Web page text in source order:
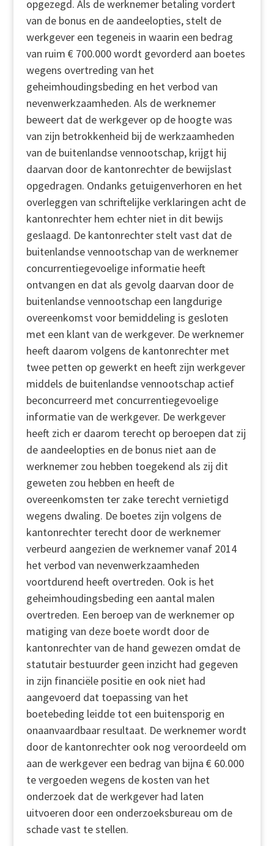
opgezegd. Als de werknemer betaling vordert
van de bonus en de aandeelopties, stelt de
werkgever een tegeneis in waarin een bedrag
van ruim € 700.000 wordt gevorderd aan boetes
wegens overtreding van het
geheimhoudingsbeding en het verbod van
nevenwerkzaamheden. Als de werknemer
beweert dat de werkgever op de hoogte was
van zijn betrokkenheid bij de werkzaamheden
van de buitenlandse vennootschap, krijgt hij
daarvan door de kantonrechter de bewijslast
opgedragen. Ondanks getuigenverhoren en het
overleggen van schriftelijke verklaringen acht de
kantonrechter hem echter niet in dit bewijs
geslaagd. De kantonrechter stelt vast dat de
buitenlandse vennootschap van de werknemer
concurrentiegevoelige informatie heeft
ontvangen en dat als gevolg daarvan door de
buitenlandse vennootschap een langdurige
overeenkomst voor bemiddeling is gesloten
met een klant van de werkgever. De werknemer
heeft daarom volgens de kantonrechter met
twee petten op gewerkt en heeft zijn werkgever
middels de buitenlandse vennootschap actief
beconcurreerd met concurrentiegevoelige
informatie van de werkgever. De werkgever
heeft zich er daarom terecht op beroepen dat zij
de aandeelopties en de bonus niet aan de
werknemer zou hebben toegekend als zij dit
geweten zou hebben en heeft de
overeenkomsten ter zake terecht vernietigd
wegens dwaling. De boetes zijn volgens de
kantonrechter terecht door de werknemer
verbeurd aangezien de werknemer vanaf 2014
het verbod van nevenwerkzaamheden
voortdurend heeft overtreden. Ook is het
geheimhoudingsbeding een aantal malen
overtreden. Een beroep van de werknemer op
matiging van deze boete wordt door de
kantonrechter van de hand gewezen omdat de
statutair bestuurder geen inzicht had gegeven
in zijn financiële positie en ook niet had
aangevoerd dat toepassing van het
boetebeding leidde tot een buitensporig en
onaanvaardbaar resultaat. De werknemer wordt
door de kantonrechter ook nog veroordeeld om
aan de werkgever een bedrag van bijna € 60.000
te vergoeden wegens de kosten van het
onderzoek dat de werkgever had laten
uitvoeren door een onderzoeksbureau om de
schade vast te stellen.